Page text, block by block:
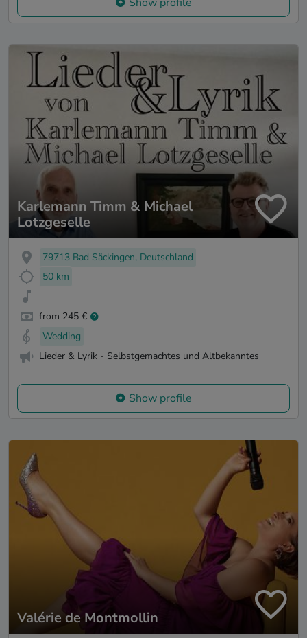
Karlemann Timm & Michael
Lotzgeselle
79713 Bad Säckingen, Deutschland
50 km
from 245 €
Wedding
Lieder & Lyrik - Selbstgemachtes und Altbekanntes
Show profile
Valérie de Montmollin